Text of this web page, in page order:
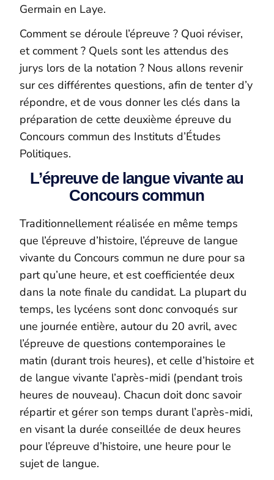
Germain en Laye.
Comment se déroule l’épreuve ? Quoi réviser,
et comment ? Quels sont les attendus des
jurys lors de la notation ? Nous allons revenir
sur ces différentes questions, afin de tenter d’y
répondre, et de vous donner les clés dans la
préparation de cette deuxième épreuve du
Concours commun des Instituts d’Études
Politiques.
L’épreuve de langue vivante au
Concours commun
Traditionnellement réalisée en même temps
que l’épreuve d’histoire, l’épreuve de langue
vivante du Concours commun ne dure pour sa
part qu’une heure, et est coefficientée deux
dans la note finale du candidat. La plupart du
temps, les lycéens sont donc convoqués sur
une journée entière, autour du 20 avril, avec
l’épreuve de questions contemporaines le
matin (durant trois heures), et celle d’histoire et
de langue vivante l’après-midi (pendant trois
heures de nouveau). Chacun doit donc savoir
répartir et gérer son temps durant l’après-midi,
en visant la durée conseillée de deux heures
pour l’épreuve d’histoire, une heure pour le
sujet de langue.